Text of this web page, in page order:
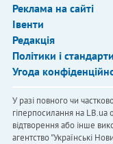
Реклама на сайті
Івенти
Редакція
Політики і стандарти
Угода
У разі повного чи
гіперпосилання на LB.ua
відтворення або інше
агентство "Українськi